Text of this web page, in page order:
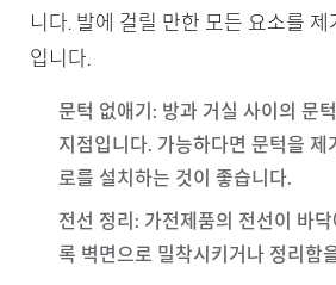
니다. 발에 걸릴 만한 모든 요소를
입니다.
문턱 없애기 : 방과 거실 사이의 문
지점입니다. 가능하다면 문턱을 제
로를 설치하는 것이 좋습니다.
전선 정리 : 가전제품의 전선이 바
록 벽면으로 밀착시키거나 정리함